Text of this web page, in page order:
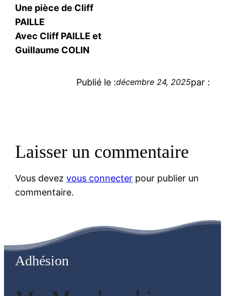
Une pièce de Cliff
PAILLE
Avec Cliff PAILLE et
Guillaume COLIN
Publié le :décembre 24, 2025par :
Laisser un commentaire
Vous devezvous connecter pour publier un
commentaire.
Adhésion